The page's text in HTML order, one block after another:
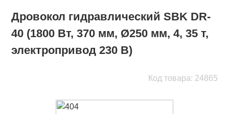
Дровокол гидравлический SBK DR-
40 (1800 Вт, 370 мм, Ø250 мм, 4, 35 т,
электропривод 230 В)
Код товара: 24865